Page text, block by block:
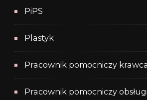
PiPS
Plastyk
Pracownik pomocniczy krawca
Pracownik pomocniczy